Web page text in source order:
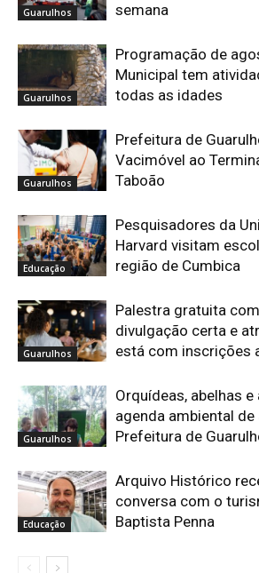
Guarulhos
semana
Guarulhos
Programação de
Municipal tem
todas as idades
Guarulhos
Prefeitura de
Vacimóvel ao
Taboão
Educação
Pesquisadores da
Harvard visitam
região de Cumbica
Guarulhos
Palestra gratuita
divulgação certa e
está com inscrições
Guarulhos
Orquídeas, abelhas
agenda ambiental
Prefeitura de
Educação
Arquivo Histórico
conversa com o
Baptista Penna